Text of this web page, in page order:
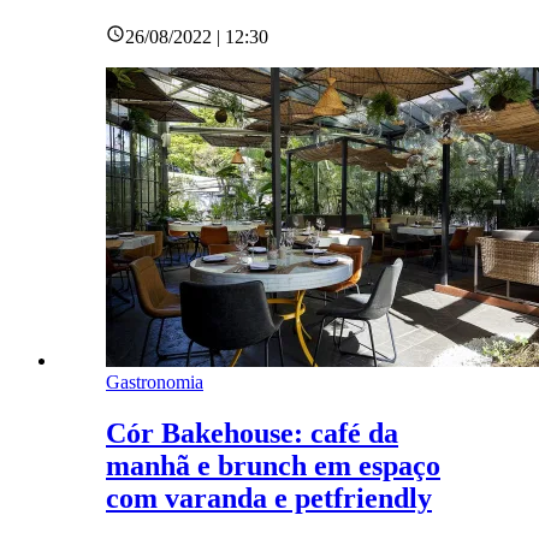
26/08/2022 | 12:30
Gastronomia
Cór Bakehouse: café da
manhã e brunch em espaço
com varanda e petfriendly